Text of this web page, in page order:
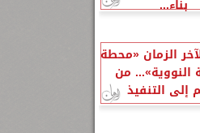
بناء...
الزمان «محطة
النووية»... من
إلى التنفيذ